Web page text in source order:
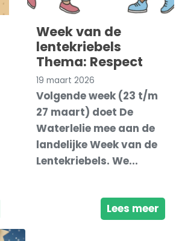
Week van de
lentekriebels
Thema: Respect
19 maart 2026
Volgende week (23 t/m
27 maart) doet De
Waterlelie mee aan de
landelijke Week van de
Lentekriebels. We...
Lees meer